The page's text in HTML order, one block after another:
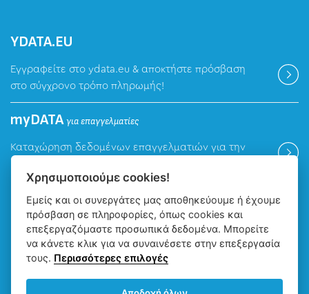
ΥDATA.EU
Εγγραφείτε στο ydata.eu & αποκτήστε πρόσβαση
στο σύγχρονο τρόπο πληρωμής!
myDATAγια επαγγελματίες
Καταχώρηση δεδομένων επαγγελματιών για την
Βρείτε μας
Χρησιμοποιούμε cookies!
Εμείς και οι συνεργάτες μας αποθηκεύουμε ή έχουμε
πρόσβαση σε πληροφορίες, όπως cookies και
επεξεργαζόμαστε προσωπικά δεδομένα. Μπορείτε
να κάνετε κλικ για να συναινέσετε στην επεξεργασία
τους. Περισσότερες επιλογές